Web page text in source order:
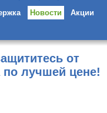
Новости Акции
от
по лучшей цене!